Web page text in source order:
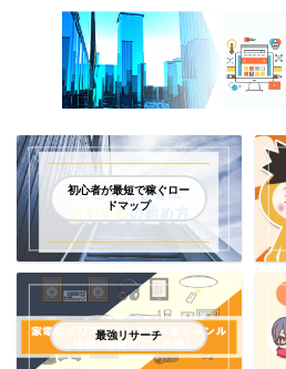
初心者が最短で稼ぐロー
ドマップ
最強リサーチ